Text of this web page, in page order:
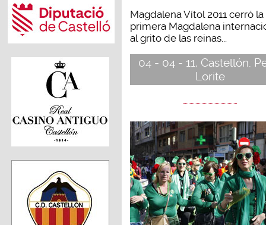
Magdalena Vítol 2011 cerró la
primera Magdalena
al grito de las reinas...
04 - 04 - 11, Castellón.
Lorite